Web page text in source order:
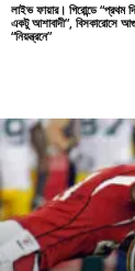
লাইভ ফায়ার। গিরোন্ডে “প্রথম
একটু আশাবাদী”, বিসকারোসে
“নিয়ন্ত্রনে”